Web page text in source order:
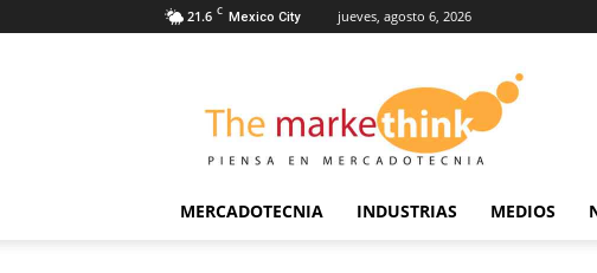
21.6 C Mexico City jueves, agosto 6, 2026
Markethink
MERCADOTECNIA INDUSTRIAS MEDIOS